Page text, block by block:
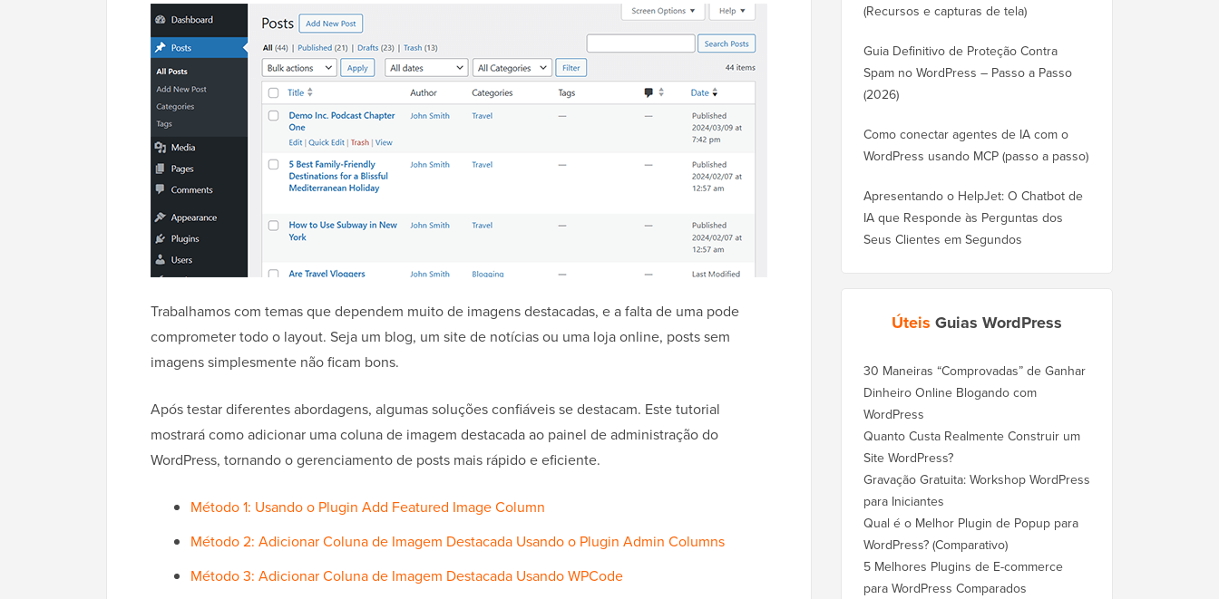
Trabalhamos com temas que dependem muito de imagens destacadas, e a falta de uma pode
comprometer todo o layout. Seja um blog, um site de notícias ou uma loja online, posts sem
imagens simplesmente não ficam bons.
Após testar diferentes abordagens, algumas soluções confiáveis se destacam. Este tutorial
mostrará como adicionar uma coluna de imagem destacada ao painel de administração do
WordPress, tornando o gerenciamento de posts mais rápido e eficiente.
Método 1: Usando o Plugin Add Featured Image Column
Método 2: Adicionar Coluna de Imagem Destacada Usando o Plugin Admin Columns
Método 3: Adicionar Coluna de Imagem Destacada Usando WPCode
(Recursos e capturas de tela)
Guia Definitivo de Proteção Contra
Spam no WordPress – Passo a Passo
(2026)
Como conectar agentes de IA com o
WordPress usando MCP (passo a passo)
Apresentando o HelpJet: O Chatbot de
IA que Responde às Perguntas dos
Seus Clientes em Segundos
Úteis Guias WordPress
30 Maneiras “Comprovadas” de Ganhar
Dinheiro Online Blogando com
WordPress
Quanto Custa Realmente Construir um
Site WordPress?
Gravação Gratuita: Workshop WordPress
para Iniciantes
Qual é o Melhor Plugin de Popup para
WordPress? (Comparativo)
5 Melhores Plugins de E-commerce
para WordPress Comparados